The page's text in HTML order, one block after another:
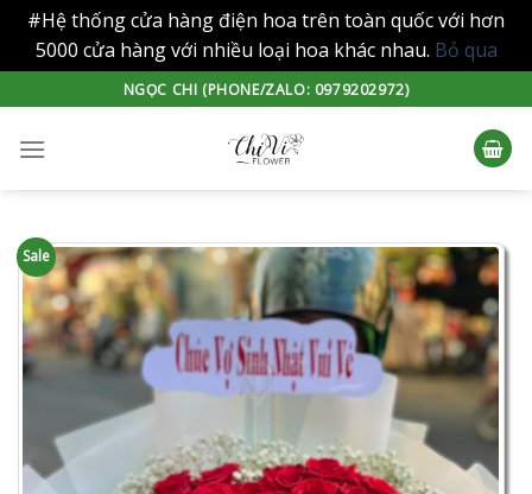
#Hệ thống cửa hàng điện hoa trên toàn quốc với hơn
5000 cửa hàng với nhiều loại hoa khác nhau. Bỏ qua
to
content
NGỌC CHI (PHONE/ZALO: 0979202972)
Sale